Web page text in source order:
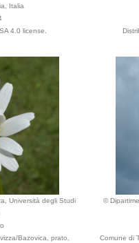
Italia
4.0 license.
Università degli Studi
Bazovica, prato,
©
Comune di